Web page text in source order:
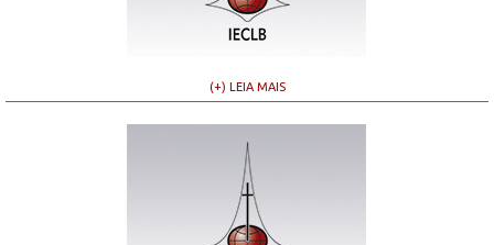
(+) LEIA MAIS